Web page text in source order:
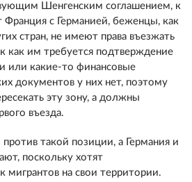
Шенгенским соглашением, к
с Германией, беженцы, как
стран, не имеют права въезжать
как им требуется подтверждение
или какие-то финансовые
документов у них нет, поэтому
эту зону, а должны
въезда.
против такой позиции, а Германия и
поскольку хотят
мигрантов на свои территории.